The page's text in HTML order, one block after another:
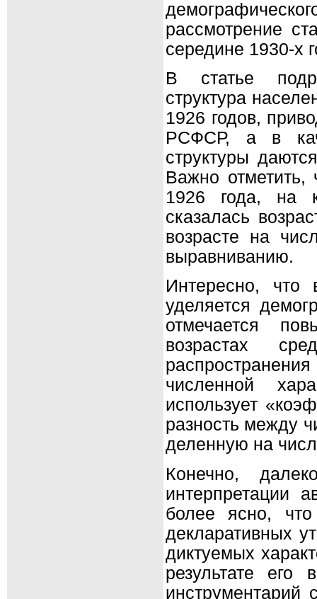
рассмотрение
середине 1930-х
В статье
структура
1926 годов,
РСФСР, а в
структуры
Важно
1926 года, на
сказалась
возрасте на
выравниванию.
Интересно, что
уделяется
отмечается
возрастах
численной
использует
разность между
деленную на
Конечно,
интерпретации
более ясно,
декларативных
диктуемых
результате его
инструментарий